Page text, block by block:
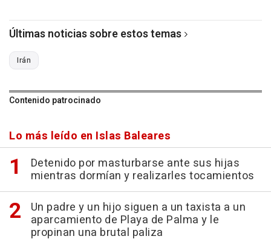
Últimas noticias sobre estos temas
Irán
Contenido patrocinado
Lo más leído en Islas Baleares
Detenido por masturbarse ante sus hijas
mientras dormían y realizarles tocamientos
Un padre y un hijo siguen a un taxista a un
aparcamiento de Playa de Palma y le
propinan una brutal paliza